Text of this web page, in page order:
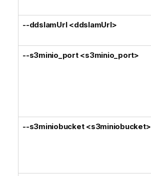
--ddsIamUrl <ddsIamUrl>
--s3minio_port <s3minio_port>
--s3miniobucket <s3miniobucket>